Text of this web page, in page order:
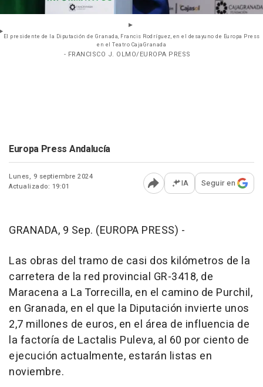
El presidente de la Diputación de Granada, Francis Rodríguez, en el desayuno de Europa Press
en el Teatro CajaGranada
- FRANCISCO J. OLMO/EUROPA PRESS
Europa Press Andalucía
Lunes, 9 septiembre 2024
Actualizado: 19:01
Abrir opciones para
IA Seguir en
GRANADA, 9 Sep. (EUROPA PRESS) -
Las obras del tramo de casi dos kilómetros de la
carretera de la red provincial GR-3418, de
Maracena a La Torrecilla, en el camino de Purchil,
en Granada, en el que la Diputación invierte unos
2,7 millones de euros, en el área de influencia de
la factoría de Lactalis Puleva, al 60 por ciento de
ejecución actualmente, estarán listas en
noviembre.